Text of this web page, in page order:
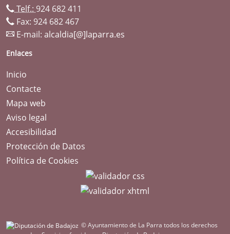
Telf.: 924 682 411
Fax: 924 682 467
E-mail: alcaldia[@]laparra.es
Enlaces
Inicio
Contacte
Mapa web
Aviso legal
Accesibilidad
Protección de Datos
Política de Cookies
© Ayuntamiento de La Parra todos los derechos